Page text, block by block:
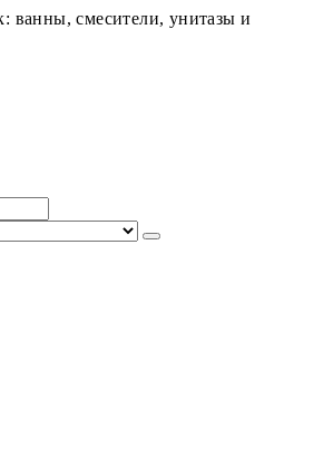
ванны, смесители, унитазы и